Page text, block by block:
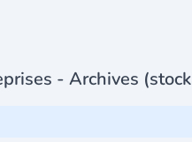
- Archives